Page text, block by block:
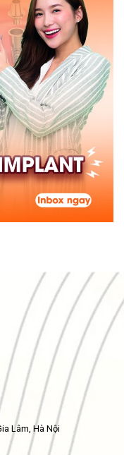
Lâm, Hà Nội